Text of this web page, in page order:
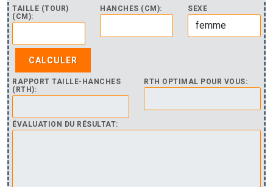
TAILLE (TOUR)
(CM):
HANCHES (CM): SEXE
RAPPORT TAILLE-HANCHES
(RTH):
RTH OPTIMAL POUR VOUS:
ÉVALUATION DU RÉSULTAT: